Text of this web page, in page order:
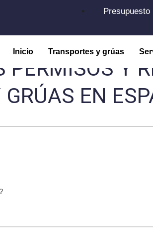
Presupuesto
Inicio Transportes y grúas
PERMISOS Y
EN